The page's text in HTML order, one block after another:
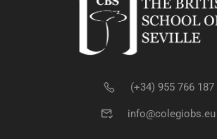
(+34) 955 766 187
info@colegiobs.eu